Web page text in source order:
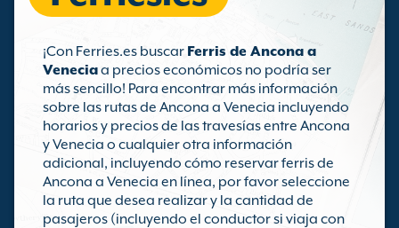
¡Con Ferries.es buscar Ferris de Ancona a
Veneciaa precios económicos no podría ser
más sencillo! Para encontrar más información
sobre las rutas de Ancona a Venecia incluyendo
horarios y precios de las travesías entre Ancona
y Venecia o cualquier otra información
adicional, incluyendo cómo reservar ferris de
Ancona a Venecia en línea, por favor seleccione
la ruta que desea realizar y la cantidad de
pasajeros (incluyendo el conductor si viaja con